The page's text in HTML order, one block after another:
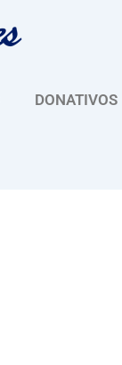
DONATIVOS